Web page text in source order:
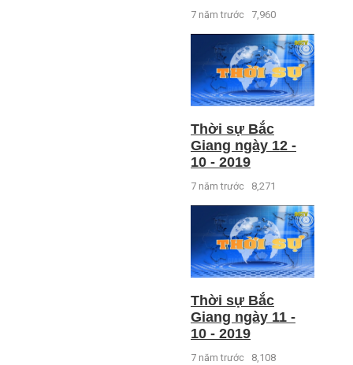
7 năm trước 7,960
Thời sự Bắc
Giang ngày 12 -
10 - 2019
7 năm trước 8,271
Thời sự Bắc
Giang ngày 11 -
10 - 2019
7 năm trước 8,108